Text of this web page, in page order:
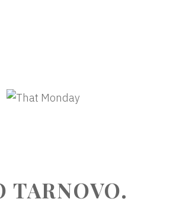
TARNOVO.